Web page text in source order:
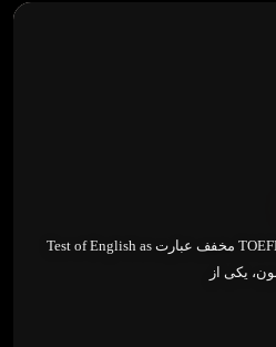
آزمون تافل چیست ؟ واژه تافل TOEFL مخفف عبارت Test of English as